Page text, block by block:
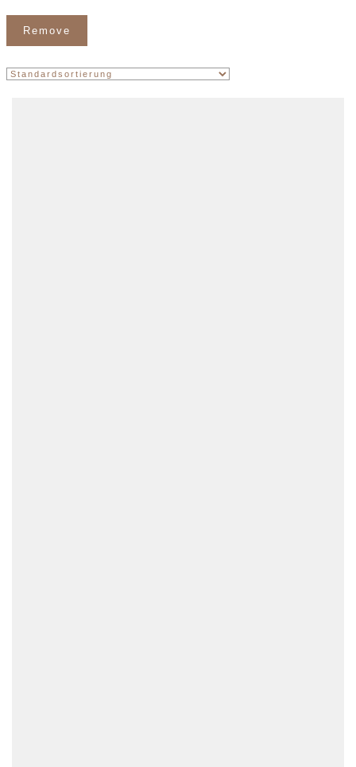
Remove